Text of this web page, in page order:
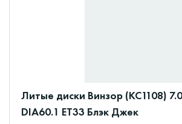
Литые диски Винзор (КС1108)
DIA60.1 ET33 Блэк Джек